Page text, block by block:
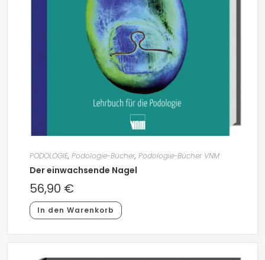
PODOLOGIE, Podologie-Bücher, Podologie-Bücher VNM
Der einwachsende Nagel
56,90 €
In den Warenkorb